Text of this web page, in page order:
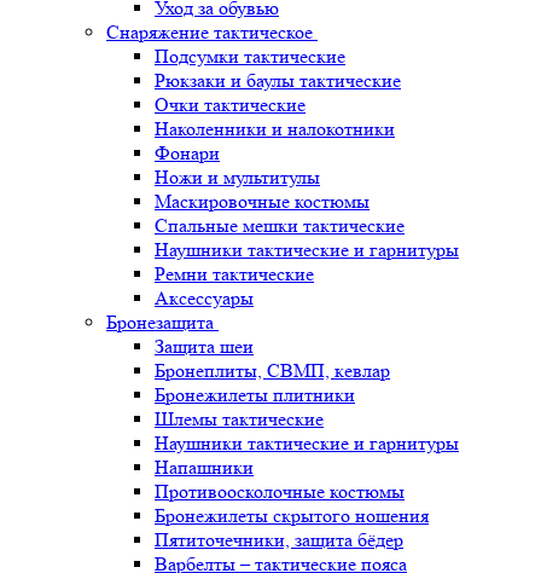
Уход за обувью
Снаряжение тактическое
Подсумки тактические
Рюкзаки и баулы тактические
Очки тактические
Наколенники и налокотники
Фонари
Ножи и мультитулы
Маскировочные костюмы
Спальные мешки тактические
Наушники тактические и гарнитуры
Ремни тактические
Аксессуары
Бронезащита
Защита шеи
Бронеплиты, СВМП, кевлар
Бронежилеты плитники
Шлемы тактические
Наушники тактические и гарнитуры
Напашники
Противоосколочные костюмы
Бронежилеты скрытого ношения
Пятиточечники, защита бёдер
Варбелты – тактические пояса